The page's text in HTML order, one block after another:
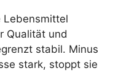
Lebensmittel
Qualität und
stabil. Minus
stark, stoppt sie